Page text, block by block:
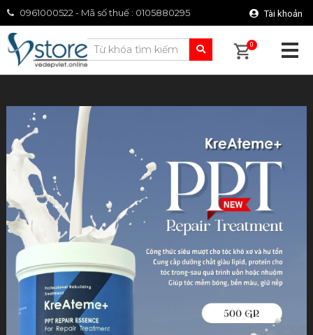
0961000522 - Mã số thuế : 0105880295 Tài khoản
0